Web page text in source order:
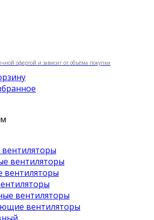
офертой и зависит от объёма покупки
вентиляторы
вентиляторы
вентиляторы